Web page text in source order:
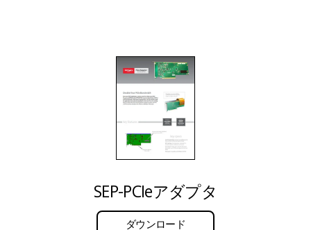
SEP-PCIeアダプタ
ダウンロード